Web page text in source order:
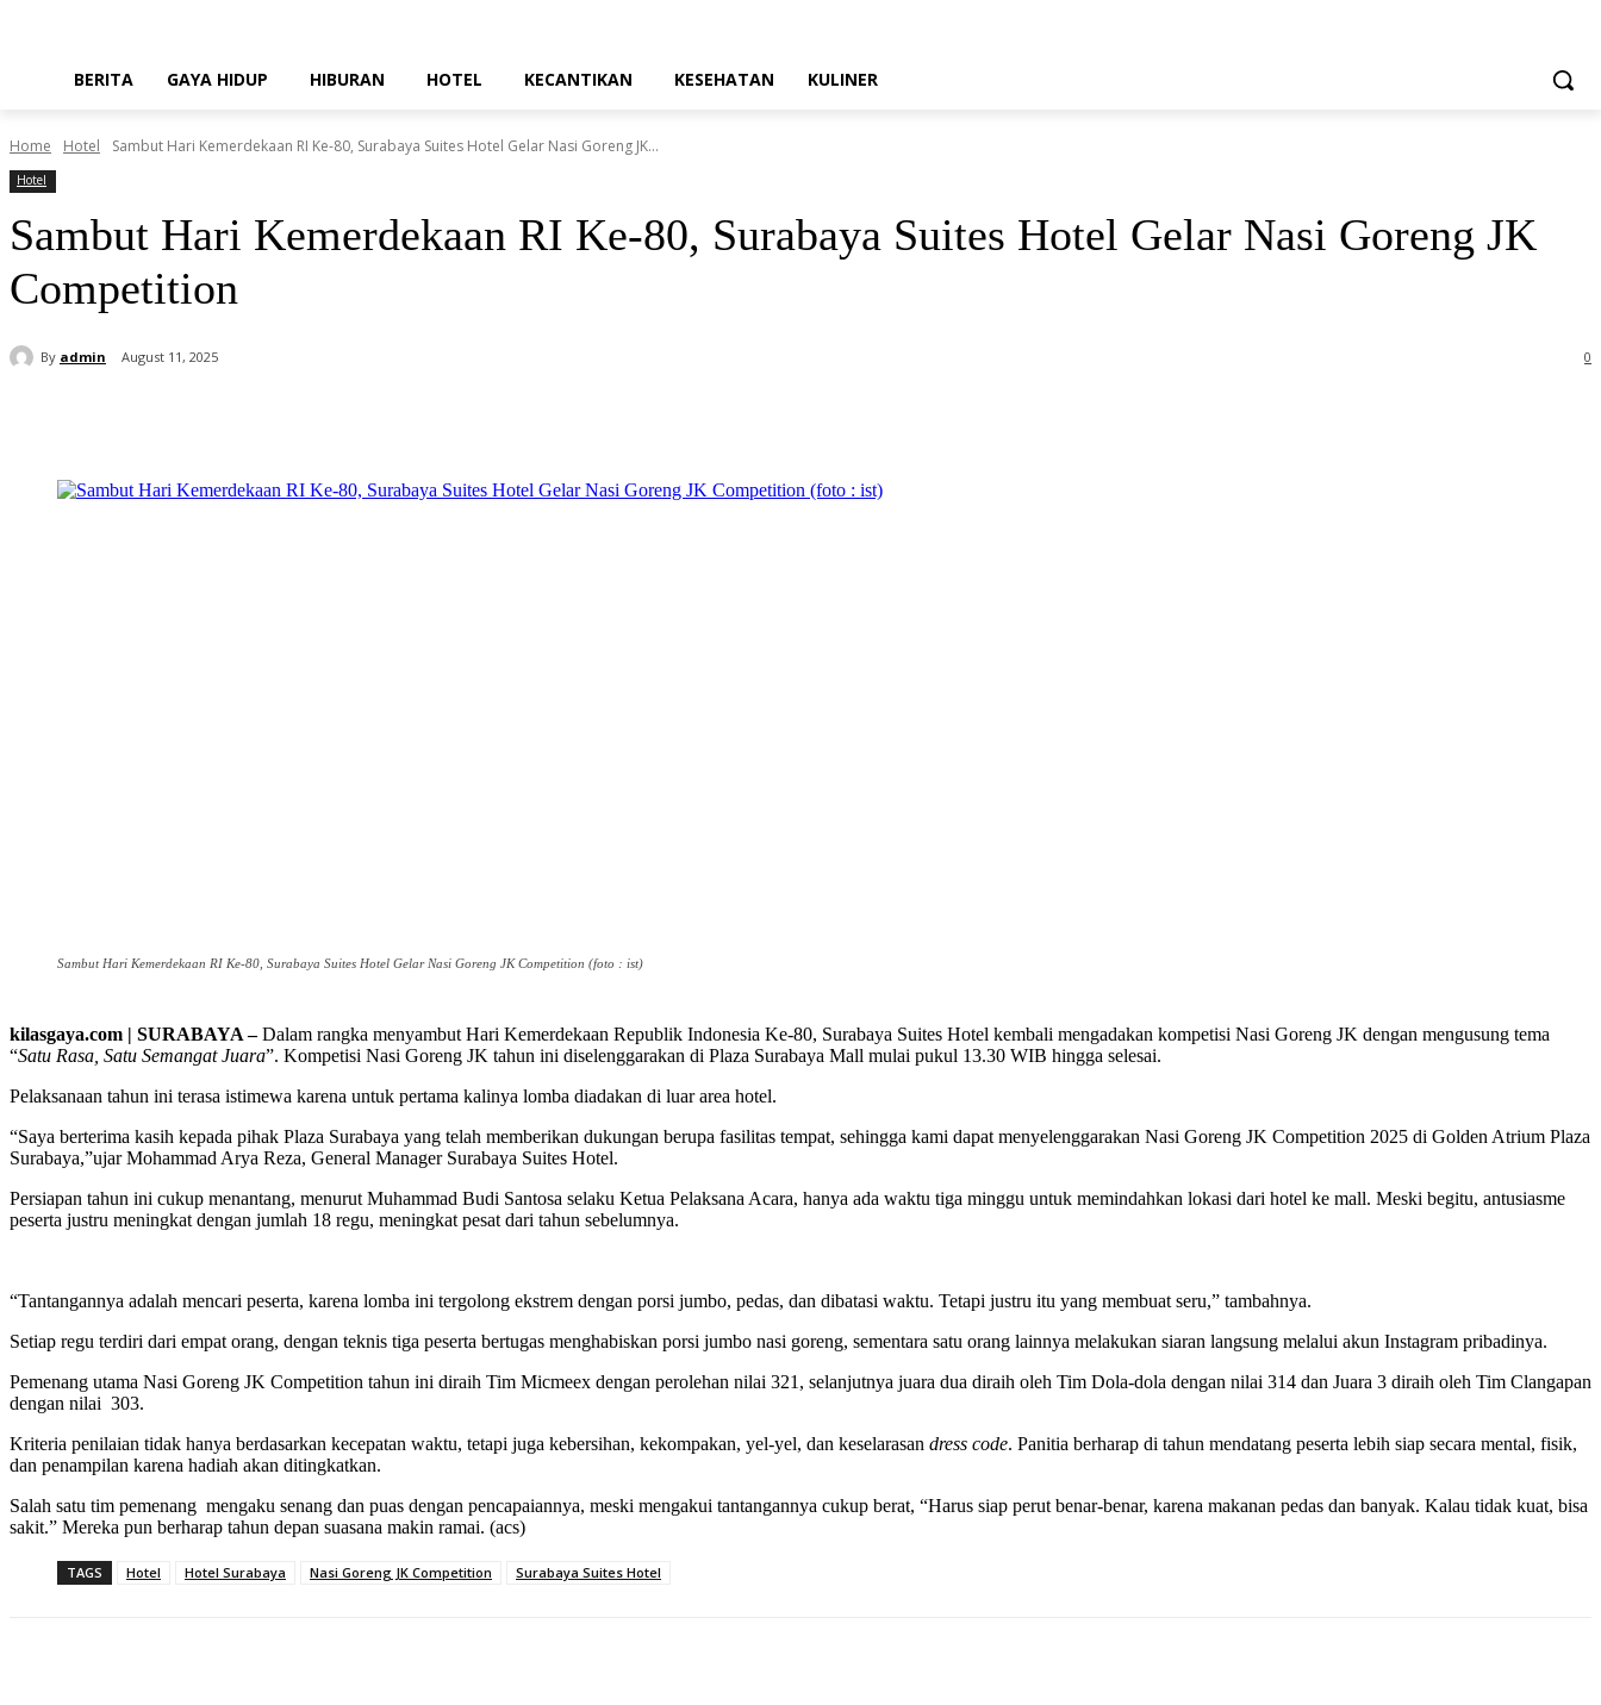
BERITA GAYA HIDUP HIBURAN HOTEL KECANTIKAN KESEHATAN KULINER
Home Hotel Sambut Hari Kemerdekaan RI Ke-80, Surabaya Suites Hotel Gelar Nasi Goreng JK...
Hotel
Sambut Hari Kemerdekaan RI Ke-80, Surabaya Suites Hotel Gelar Nasi Goreng JK
Competition
By admin August 11, 2025 0
Sambut Hari Kemerdekaan RI Ke-80, Surabaya Suites Hotel Gelar Nasi Goreng JK Competition (foto : ist)
kilasgaya.com | SURABAYA –Dalam rangka menyambut Hari Kemerdekaan Republik Indonesia Ke-80, Surabaya Suites Hotel kembali mengadakan kompetisi Nasi Goreng JK dengan mengusung tema
“Satu Rasa, Satu Semangat Juara”. Kompetisi Nasi Goreng JK tahun ini diselenggarakan di Plaza Surabaya Mall mulai pukul 13.30 WIB hingga selesai.
Pelaksanaan tahun ini terasa istimewa karena untuk pertama kalinya lomba diadakan di luar area hotel.
“Saya berterima kasih kepada pihak Plaza Surabaya yang telah memberikan dukungan berupa fasilitas tempat, sehingga kami dapat menyelenggarakan Nasi Goreng JK Competition 2025 di Golden Atrium Plaza
Surabaya,”ujar Mohammad Arya Reza, General Manager Surabaya Suites Hotel.
Persiapan tahun ini cukup menantang, menurut Muhammad Budi Santosa selaku Ketua Pelaksana Acara, hanya ada waktu tiga minggu untuk memindahkan lokasi dari hotel ke mall. Meski begitu, antusiasme
peserta justru meningkat dengan jumlah 18 regu, meningkat pesat dari tahun sebelumnya.
“Tantangannya adalah mencari peserta, karena lomba ini tergolong ekstrem dengan porsi jumbo, pedas, dan dibatasi waktu. Tetapi justru itu yang membuat seru,” tambahnya.
Setiap regu terdiri dari empat orang, dengan teknis tiga peserta bertugas menghabiskan porsi jumbo nasi goreng, sementara satu orang lainnya melakukan siaran langsung melalui akun Instagram pribadinya.
Pemenang utama Nasi Goreng JK Competition tahun ini diraih Tim Micmeex dengan perolehan nilai 321, selanjutnya juara dua diraih oleh Tim Dola-dola dengan nilai 314 dan Juara 3 diraih oleh Tim Clangapan
dengan nilai 303.
Kriteria penilaian tidak hanya berdasarkan kecepatan waktu, tetapi juga kebersihan, kekompakan, yel-yel, dan keselarasan dress code. Panitia berharap di tahun mendatang peserta lebih siap secara mental, fisik,
dan penampilan karena hadiah akan ditingkatkan.
Salah satu tim pemenang mengaku senang dan puas dengan pencapaiannya, meski mengakui tantangannya cukup berat, “Harus siap perut benar-benar, karena makanan pedas dan banyak. Kalau tidak kuat, bisa
sakit.” Mereka pun berharap tahun depan suasana makin ramai. (acs)
TAGS Hotel Hotel Surabaya Nasi Goreng JK Competition Surabaya Suites Hotel